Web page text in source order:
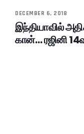
DECEMBER 6, 2018
இந்தியாவில்
கான்… ரஜினி